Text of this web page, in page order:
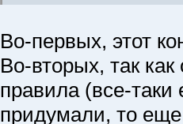
Во-первых, этот
Во-вторых, так
правила (все-
придумали, то